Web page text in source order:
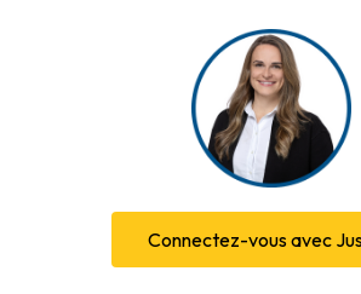
Connectez-vous avec